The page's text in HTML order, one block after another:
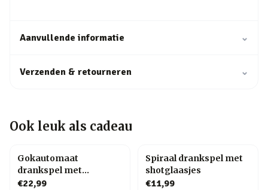
Aanvullende informatie ⌄
Verzenden & retourneren ⌄
Ook leuk als cadeau
Gokautomaat
drankspel met
shotglaasjes
€22,99
Spiraal drankspel met
shotglaasjes
€11,99